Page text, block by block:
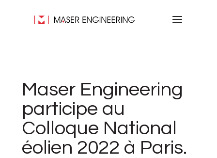
Maser Engineering
participe au
Colloque National
éolien 2022 à Paris.